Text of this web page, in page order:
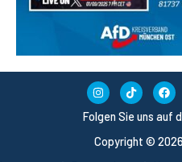
Copyright ©
Folgen Sie uns auf